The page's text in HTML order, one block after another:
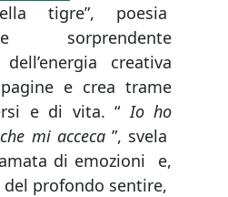
tigre”, poesia
sorprendente
creativa
e crea trame
e di vita. “ Io ho
mi acceca ”, svela
di emozioni e,
del profondo sentire,